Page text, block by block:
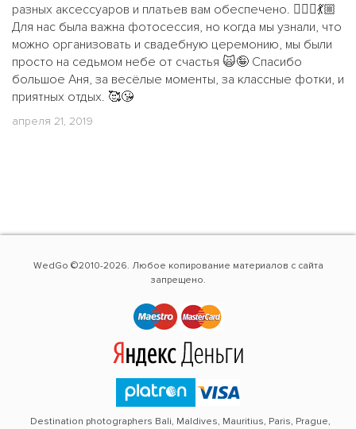
разных аксессуаров и платьев вам обеспечено. 🧝🏼‍♀️💃🏼
Для нас была важна фотосессия, но когда мы узнали, что
можно организовать и свадебную церемонию, мы были
просто на седьмом небе от счастья 🙀🤪 Спасибо
большое Аня, за весёлые моменты, за классные фотки, и
приятных отдых. 🥰😘
апреля 21, 2019
WedGo ©2010-2026. Любое копирование материалов с сайта
запрещено.
Destination photographers Bali, Maldives, Mauritius, Paris, Prague,